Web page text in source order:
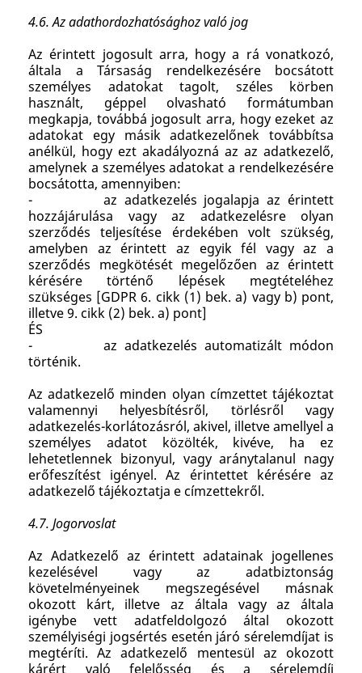
4.6. Az adathordozhatósághoz való jog
Az érintett jogosult arra, hogy a rá vonatkozó,
általa a Társaság rendelkezésére bocsátott
személyes adatokat tagolt, széles körben
használt, géppel olvasható formátumban
megkapja, továbbá jogosult arra, hogy ezeket az
adatokat egy másik adatkezelőnek továbbítsa
anélkül, hogy ezt akadályozná az az adatkezelő,
amelynek a személyes adatokat a rendelkezésére
bocsátotta, amennyiben:
- az adatkezelés jogalapja az érintett
hozzájárulása vagy az adatkezelésre olyan
szerződés teljesítése érdekében volt szükség,
amelyben az érintett az egyik fél vagy az a
szerződés megkötését megelőzően az érintett
kérésére történő lépések megtételéhez
szükséges [GDPR 6. cikk (1) bek. a) vagy b) pont,
illetve 9. cikk (2) bek. a) pont]
ÉS
- az adatkezelés automatizált módon
történik.
Az adatkezelő minden olyan címzettet tájékoztat
valamennyi helyesbítésről, törlésről vagy
adatkezelés-korlátozásról, akivel, illetve amellyel a
személyes adatot közölték, kivéve, ha ez
lehetetlennek bizonyul, vagy aránytalanul nagy
erőfeszítést igényel. Az érintettet kérésére az
adatkezelő tájékoztatja e címzettekről.
4.7. Jogorvoslat
Az Adatkezelő az érintett adatainak jogellenes
kezelésével vagy az adatbiztonság
követelményeinek megszegésével másnak
okozott kárt, illetve az általa vagy az általa
igénybe vett adatfeldolgozó által okozott
személyiségi jogsértés esetén járó sérelemdíjat is
megtéríti. Az adatkezelő mentesül az okozott
kárért való felelősség és a sérelemdíj